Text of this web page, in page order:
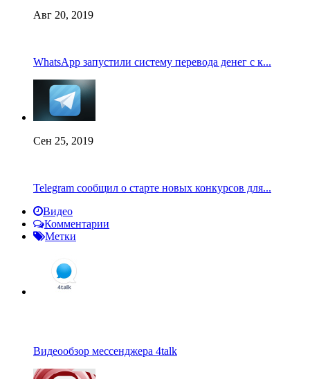
Авг 20, 2019
WhatsApp запустили систему перевода денег с к...
Сен 25, 2019
Telegram сообщил о старте новых конкурсов для...
Видео
Комментарии
Метки
Видеообзор мессенджера 4talk